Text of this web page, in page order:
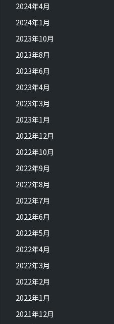
2024年4月
2024年1月
2023年10月
2023年8月
2023年6月
2023年4月
2023年3月
2023年1月
2022年12月
2022年10月
2022年9月
2022年8月
2022年7月
2022年6月
2022年5月
2022年4月
2022年3月
2022年2月
2022年1月
2021年12月